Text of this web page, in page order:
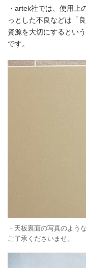
・artek社では、使用上
っとした不良などは「
資源を大切にするとい
です。
・天板裏面の写真のよう
ご了承くださいませ。